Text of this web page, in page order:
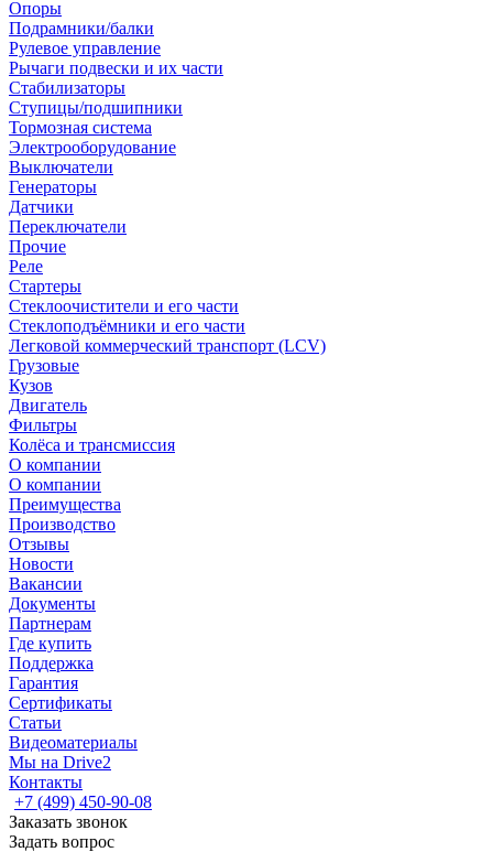
Опоры
Подрамники/балки
Рулевое управление
Рычаги подвески и их части
Стабилизаторы
Ступицы/подшипники
Тормозная система
Электрооборудование
Выключатели
Генераторы
Датчики
Переключатели
Прочие
Реле
Стартеры
Стеклоочистители и его части
Стеклоподъёмники и его части
Легковой коммерческий транспорт (LCV)
Грузовые
Кузов
Двигатель
Фильтры
Колёса и трансмиссия
О компании
О компании
Преимущества
Производство
Отзывы
Новости
Вакансии
Документы
Партнерам
Где купить
Поддержка
Гарантия
Сертификаты
Статьи
Видеоматериалы
Мы на Drive2
Контакты
+7 (499) 450-90-08
Заказать звонок
Задать вопрос